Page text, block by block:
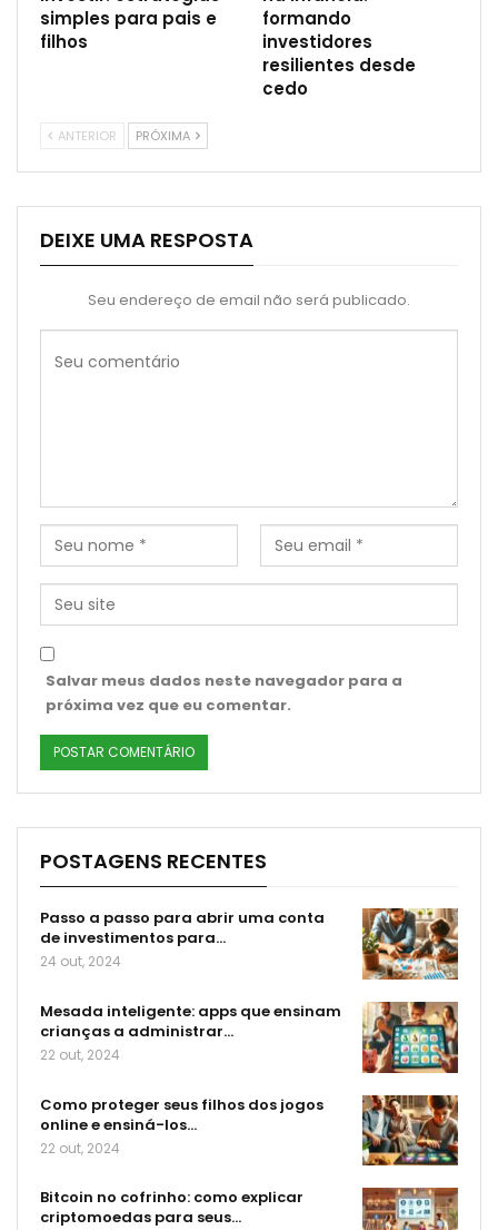
simples para pais e
filhos
formando
investidores
resilientes desde
cedo
ANTERIOR PRÓXIMA
DEIXE UMA RESPOSTA
Seu endereço de email não será publicado.
Salvar meus dados neste navegador para a
próxima vez que eu comentar.
POSTAGENS RECENTES
Passo a passo para abrir uma conta
de investimentos para…
24 out, 2024
Mesada inteligente: apps que ensinam
crianças a administrar…
22 out, 2024
Como proteger seus filhos dos jogos
online e ensiná-los…
22 out, 2024
Bitcoin no cofrinho: como explicar
criptomoedas para seus…